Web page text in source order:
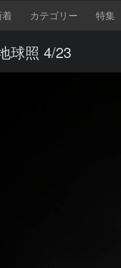
着 カテゴリー 特集
球照 4/23